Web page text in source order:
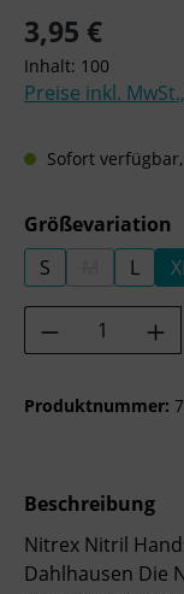
Regulärer Preis:
3,95 €
Inhalt: 100
Preise inkl.
Sofort
Größevariation
S
(DIESE
L
Produkt
Produktnummer:
Beschreibung
Nitrex Nitril
Dahlhausen Die